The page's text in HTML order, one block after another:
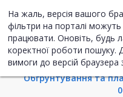
На жаль, версія вашого
фільтри на порталі
працювати. Оновіть, будь
коректної роботи пошуку.
вимоги до версій браузера
Обгрунтування та